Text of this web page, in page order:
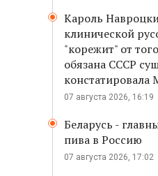
Кароль
клинической
"корежит" от
обязана СССР
констатировала
07 августа 2026, 16:19
Беларусь -
пива в Россию
07 августа 2026, 17:02